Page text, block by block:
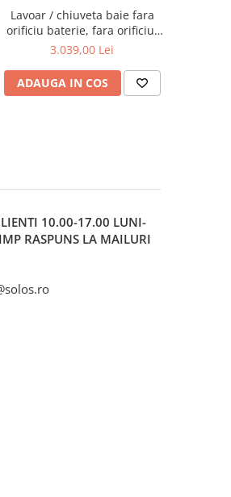
Lavoar / chiuveta baie fara
orificiu baterie, fara orificiul
preaplin 60cm | 7316B403-
3.039,00 Lei
ADAUGA IN COS
10.00-17.00 LUNI-
RASPUNS LA MAILURI